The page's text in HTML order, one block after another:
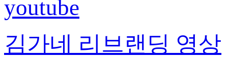
김가네 리브랜딩 영상